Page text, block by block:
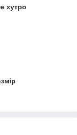
хутро